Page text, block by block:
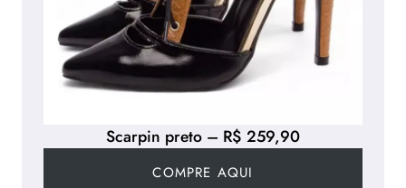
Scarpin preto – R$ 259,90
COMPRE AQUI